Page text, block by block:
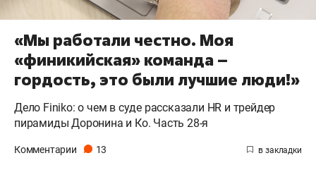
«Мы работали честно. Моя
«финикийская» команда –
гордость, это были лучшие люди!»
Дело Finiko: о чем в суде рассказали HR и трейдер
пирамиды Доронина и Ко. Часть 28-я
Комментарии 13